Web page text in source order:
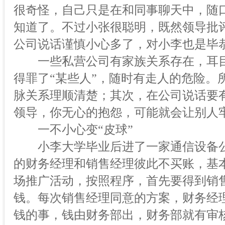
很奇怪，自己只是在和同事聊天中，
知道了。不过小张很聪明，既然领导
公司说话谨慎小心多了，对小李也是毕
一些私营公司有家族关系存在，耳
得罪了“某些人”，随时有走人的危险
脉关系理顺清楚；其次，在公司说话
领导，你无心的抱怨，可能就会让别人
一不小心变“皮球”
小李大学毕业后进了一家通信设备
的财务经理和销售经理彼此不买账，
场推广活动，按照程序，首先要得到销
钱。每次销售经理同意的方案，财务
钱的事，钱由财务部出，财务部就有